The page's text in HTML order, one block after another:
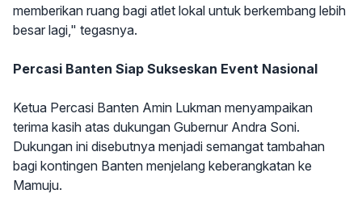
memberikan ruang bagi atlet lokal untuk berkembang lebih
besar lagi," tegasnya.
Percasi Banten Siap Sukseskan Event Nasional
Ketua Percasi Banten Amin Lukman menyampaikan
terima kasih atas dukungan Gubernur Andra Soni.
Dukungan ini disebutnya menjadi semangat tambahan
bagi kontingen Banten menjelang keberangkatan ke
Mamuju.